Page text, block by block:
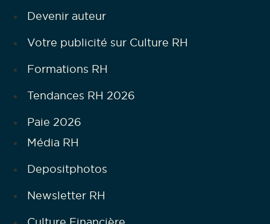
Devenir auteur
Votre publicité sur Culture RH
Formations RH
Tendances RH 2026
Paie 2026
Média RH
Depositphotos
Newsletter RH